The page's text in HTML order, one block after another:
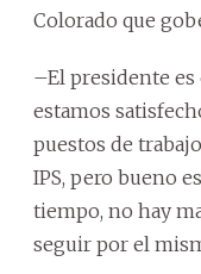
Colorado que
–El presidente
estamos
puestos de
IPS, pero bueno
tiempo, no hay
seguir por el